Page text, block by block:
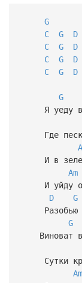
G
C
G D
C
G D
C
G D
C
G D
G
Я уеду в
Где пески
И в
Am
И уйду от
D
G
Разобью и
G
Виноват в
Сутки
Am